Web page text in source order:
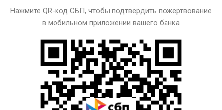
Нажмите QR-код СБП, чтобы подтвердить пожертвование
в мобильном приложении вашего банка